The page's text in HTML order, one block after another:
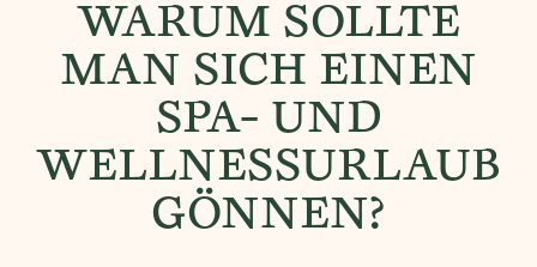
WARUM SOLLTE
MAN SICH EINEN
SPA- UND
WELLNESSURLAUB
GÖNNEN?